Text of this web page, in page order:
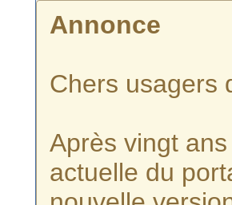
Annonce
Chers usagers
Après vingt
actuelle du